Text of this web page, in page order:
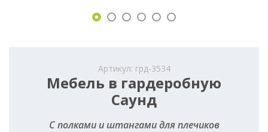
Артикул: грд-3534
Мебель в гардеробную
Саунд
С полками и штангами для плечиков